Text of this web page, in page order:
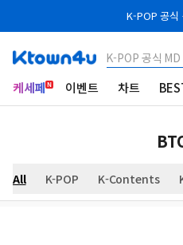
K-POP 공식
K-POP 공식
케세페 이벤트 차트
All K-POP K-Contents